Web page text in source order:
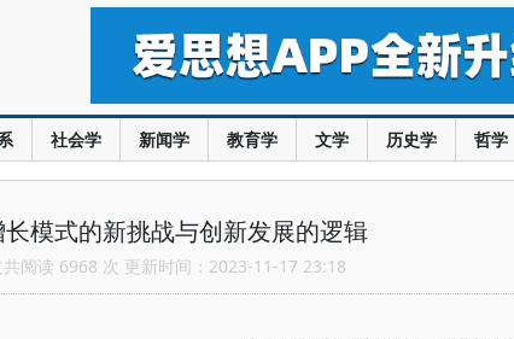
社会学 新闻学 教育学 文学 历史学 哲学
模式的新挑战与创新发展的逻辑
阅读 6968 次 更新时间：2023-11-17 23:18